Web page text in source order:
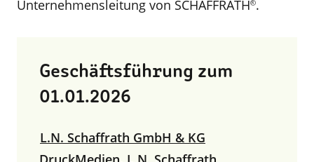
Unternehmensleitung von SCHAFFRATH®.
Geschäftsführung zum
01.01.2026
L.N. Schaffrath GmbH & KG